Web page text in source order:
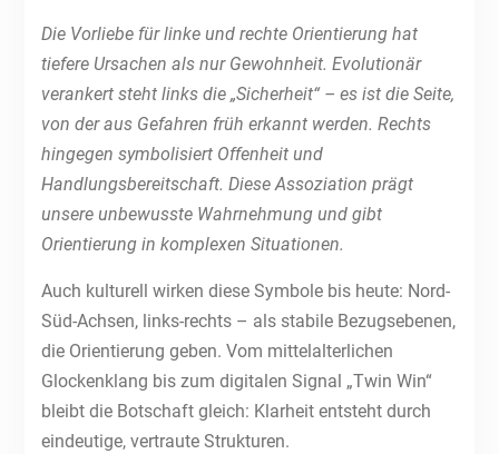
Die Vorliebe für linke und rechte Orientierung hat
tiefere Ursachen als nur Gewohnheit. Evolutionär
verankert steht links die „Sicherheit“ – es ist die Seite,
von der aus Gefahren früh erkannt werden. Rechts
hingegen symbolisiert Offenheit und
Handlungsbereitschaft. Diese Assoziation prägt
unsere unbewusste Wahrnehmung und gibt
Orientierung in komplexen Situationen.
Auch kulturell wirken diese Symbole bis heute: Nord-
Süd-Achsen, links-rechts – als stabile Bezugsebenen,
die Orientierung geben. Vom mittelalterlichen
Glockenklang bis zum digitalen Signal „Twin Win“
bleibt die Botschaft gleich: Klarheit entsteht durch
eindeutige, vertraute Strukturen.